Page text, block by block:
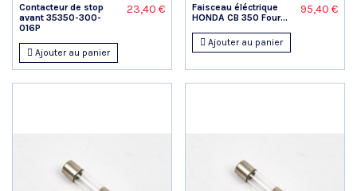
Contacteur de stop
avant 35350-300-
016P
23,40 €
Ajouter au panier
Faisceau éléctrique
HONDA CB 350 Four...
95,40 €
Ajouter au panier